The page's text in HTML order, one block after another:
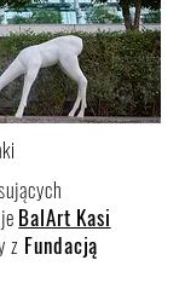
BalArt Kasi
z Fundacją